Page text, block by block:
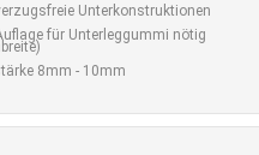
Unterkonstruktionen
für Unterleggummi nötig
8mm - 10mm